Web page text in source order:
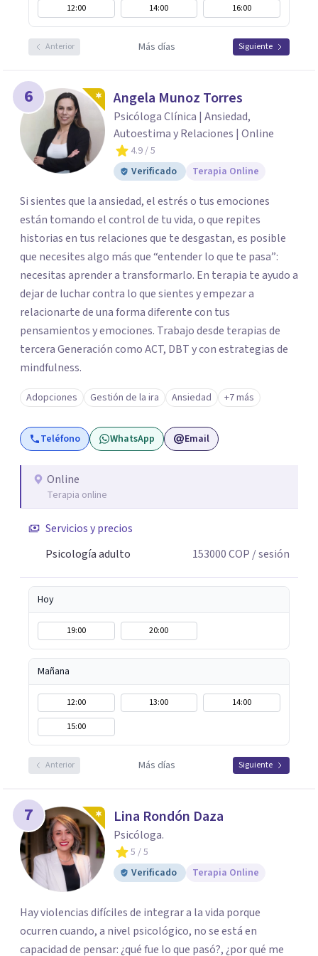
12:00 14:00 16:00
Anterior Más días Siguiente
6 Angela Munoz Torres
Psicóloga Clínica | Ansiedad,
Autoestima y Relaciones | Online
4.9/ 5
Verificado
Terapia Online
Si sientes que la ansiedad, el estrés o tus emociones
están tomando el control de tu vida, o que repites
historias en tus relaciones que te desgastan, es posible
que necesites algo más que “entender lo que te pasa”:
necesitas aprender a transformarlo. En terapia te ayudo a
dejar de luchar contra lo que sientes y empezar a
relacionarte de una forma diferente con tus
pensamientos y emociones. Trabajo desde terapias de
tercera Generación como ACT, DBT y con estrategias de
mindfulness.
Adopciones Gestión de la ira Ansiedad +7 más
Teléfono WhatsApp Email
Online
Terapia online
Servicios y precios
Psicología adulto
153000COP / sesión
Hoy
19:00 20:00
Mañana
12:00 13:00
14:00
15:00
Anterior Más días Siguiente
7 Lina Rondón Daza
Psicóloga.
5 / 5
Verificado
Terapia Online
Hay violencias difíciles de integrar a la vida porque
ocurren cuando, a nivel psicológico, no se está en
capacidad de pensar: ¿qué fue lo que pasó?, ¿por qué me